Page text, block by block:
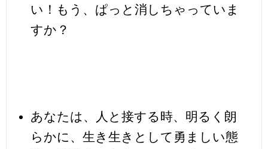
い！もう、ぱっと消しちゃっていま
すか？
あなたは、人と接する時、明るく朗
らかに、生き生きとして勇ましい態